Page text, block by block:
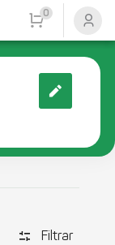
0
discover_tune Filtrar